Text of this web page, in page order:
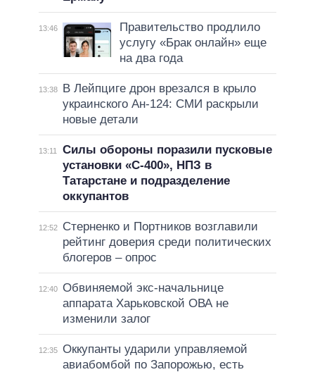
13:46
Правительство продлило
услугу «Брак онлайн» еще
на два года
13:38
В Лейпциге дрон врезался в крыло
украинского Ан-124: СМИ раскрыли
новые детали
13:11
Силы обороны поразили пусковые
установки «С-400», НПЗ в
Татарстане и подразделение
оккупантов
12:52
Стерненко и Портников возглавили
рейтинг доверия среди политических
блогеров – опрос
12:40 Обвиняемой экс-начальнице
аппарата Харьковской ОВА не
изменили залог
12:35 Оккупанты ударили управляемой
авиабомбой по Запорожью, есть